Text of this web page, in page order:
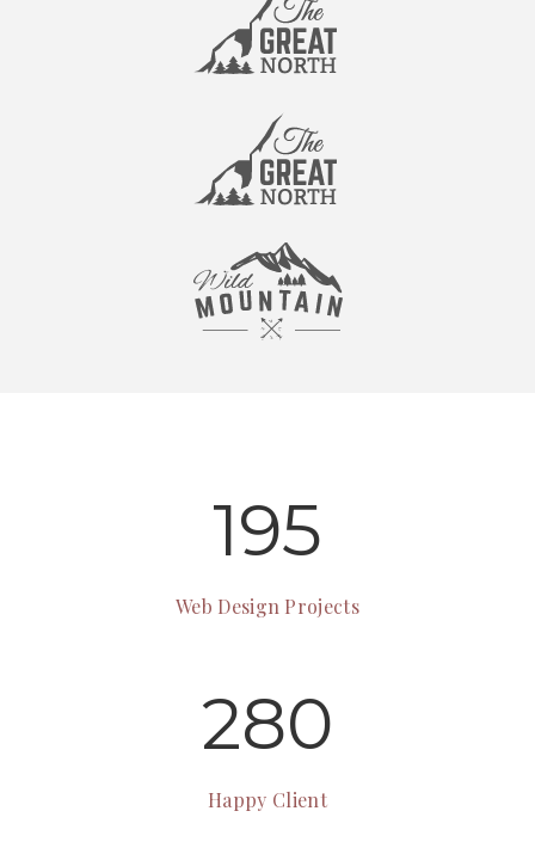
195
Web Design Projects
280
Happy Client